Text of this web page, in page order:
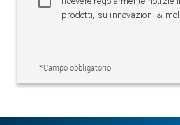
prodotti, su innovazioni &
*Campo obbligatorio